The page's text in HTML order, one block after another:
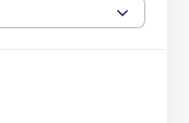
mit Druck